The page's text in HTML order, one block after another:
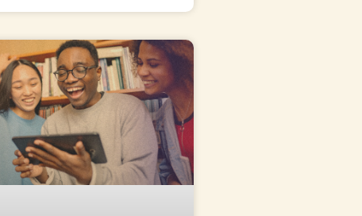
Literário - Em primeira pessoa: Conceição Evaristo